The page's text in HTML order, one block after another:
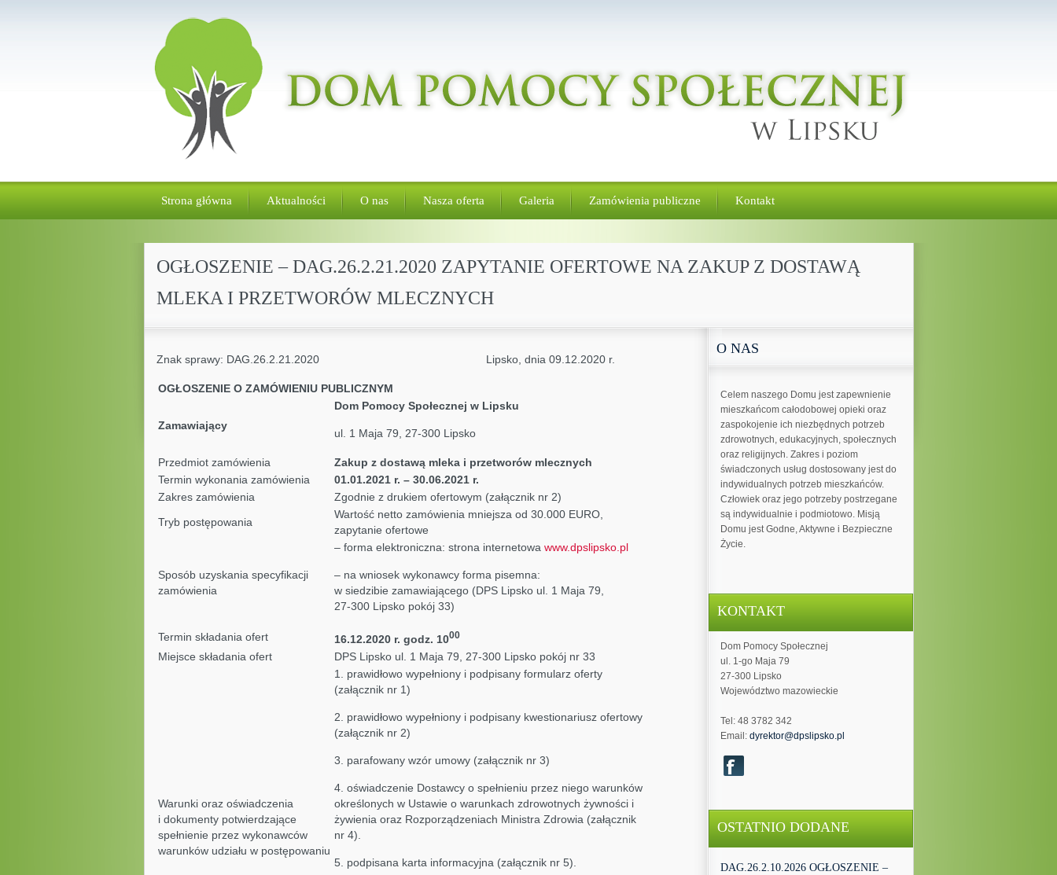
Strona główna Aktualności O nas Nasza oferta Galeria Zamówienia publiczne Kontakt
OGŁOSZENIE – DAG.26.2.21.2020 ZAPYTANIE OFERTOWE NA ZAKUP Z DOSTAWĄ
MLEKA I PRZETWORÓW MLECZNYCH
O NAS
Celem naszego Domu jest zapewnienie
mieszkańcom całodobowej opieki oraz
zaspokojenie ich niezbędnych potrzeb
zdrowotnych, edukacyjnych, społecznych
oraz religijnych. Zakres i poziom
świadczonych usług dostosowany jest do
indywidualnych potrzeb mieszkańców.
Człowiek oraz jego potrzeby postrzegane
są indywidualnie i podmiotowo. Misją
Domu jest Godne, Aktywne i Bezpieczne
Życie.
KONTAKT
Dom Pomocy Społecznej
ul. 1-go Maja 79
27-300 Lipsko
Województwo mazowieckie
Tel: 48 3782 342
Email: dyrektor@dpslipsko.pl
OSTATNIO DODANE
DAG.26.2.10.2026 OGŁOSZENIE –
Znak sprawy: DAG.26.2.21.2020 Lipsko, dnia 09.12.2020 r.
OGŁOSZENIE O ZAMÓWIENIU PUBLICZNYM
Zamawiający
Dom Pomocy Społecznej w Lipsku
ul. 1 Maja 79, 27-300 Lipsko
Przedmiot zamówienia
Zakup z dostawą mleka i przetworów mlecznych
Termin wykonania zamówienia
01.01.2021 r. – 30.06.2021 r.
Zakres zamówienia
Zgodnie z drukiem ofertowym (załącznik nr 2)
Tryb postępowania
Wartość netto zamówienia mniejsza od 30.000 EURO,
zapytanie ofertowe
Sposób uzyskania specyfikacji
zamówienia
– forma elektroniczna: strona internetowa www.dpslipsko.pl
– na wniosek wykonawcy forma pisemna:
w siedzibie zamawiającego (DPS Lipsko ul. 1 Maja 79,
27-300 Lipsko pokój 33)
Termin składania ofert 16.12.2020 r. godz. 1000
Miejsce składania ofert DPS Lipsko ul. 1 Maja 79, 27-300 Lipsko pokój nr 33
Warunki oraz oświadczenia
i dokumenty potwierdzające
spełnienie przez wykonawców
warunków udziału w postępowaniu
1. prawidłowo wypełniony i podpisany formularz oferty
(załącznik nr 1)
2. prawidłowo wypełniony i podpisany kwestionariusz ofertowy
(załącznik nr 2)
3. parafowany wzór umowy (załącznik nr 3)
4. oświadczenie Dostawcy o spełnieniu przez niego warunków
określonych w Ustawie o warunkach zdrowotnych żywności i
żywienia oraz Rozporządzeniach Ministra Zdrowia (załącznik
nr 4).
5. podpisana karta informacyjna (załącznik nr 5).